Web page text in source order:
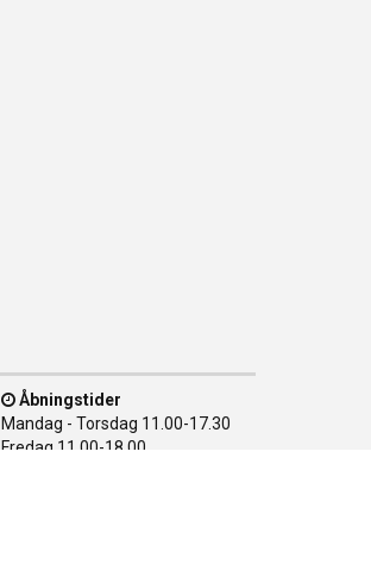
Åbningstider
Mandag - Torsdag 11.00-17.30
Fredag 11.00-18.00